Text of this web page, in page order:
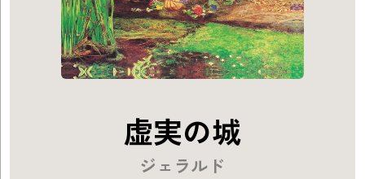
虚実の城
ジェラルド